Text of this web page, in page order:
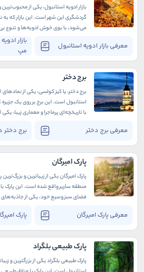
معرفی بازار ادویه استانبول
بازار
مپ
بازار ادویه استانبول، یکی از
گردشگری این شهر است. این بازار که به
می‌شود، با بوی خوش ادویه‌ها و تنوع
هزاران گردشگر را به خود جذب می‌کند.
برج دختر
معرفی برج دختر برج
برج دختر، یا کیز کولسی، یکی از
استانبول است. این برج بر روی یک
با تاریخچه‌ای پرماجرا و معماری زیبا،
پارک امیرگان
معرفی پارک امیرگان پارک
پارک امیرگان یکی از زیباترین و
منطقه ساریر واقع شده است. این پارک
فضای سبز وسیع خود، یکی از
پارک طبیعی بلگراد
پارک طبیعی بلگراد یکی از بزرگترین و